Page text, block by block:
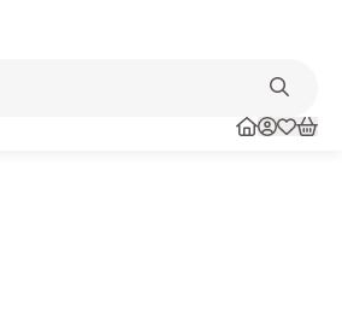
te schilderen - colora.be